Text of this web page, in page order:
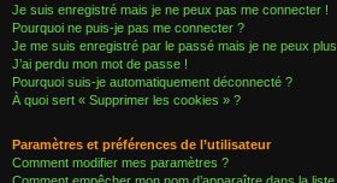
Je suis enregistré mais je ne peux pas me connecter !
Pourquoi ne puis-je pas me connecter ?
Je me suis enregistré par le passé mais je ne peux
J’ai perdu mon mot de passe !
Pourquoi suis-je automatiquement déconnecté ?
À quoi sert « Supprimer les cookies » ?
Paramètres et préférences de l’utilisateur
Comment modifier mes paramètres ?